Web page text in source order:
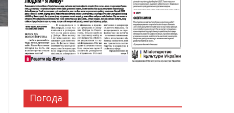
Погода